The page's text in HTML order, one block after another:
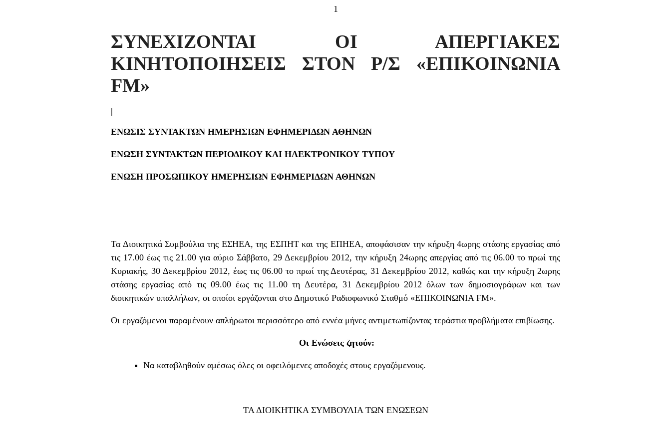
1
ΣΥΝΕΧΙΖΟΝΤΑΙ ΟΙ ΑΠΕΡΓΙΑΚΕΣ
ΚΙΝΗΤΟΠΟΙΗΣΕΙΣ ΣΤΟΝ Ρ/Σ «ΕΠΙΚΟΙΝΩΝΙΑ
FM»
|
ΕΝΩΣΙΣ ΣΥΝΤΑΚΤΩΝ ΗΜΕΡΗΣΙΩΝ ΕΦΗΜΕΡΙΔΩΝ ΑΘΗΝΩΝ
ΕΝΩΣΗ ΣΥΝΤΑΚΤΩΝ ΠΕΡΙΟΔΙΚΟΥ ΚΑΙ ΗΛΕΚΤΡΟΝΙΚΟΥ ΤΥΠΟΥ
ΕΝΩΣΗ ΠΡΟΣΩΠΙΚΟΥ ΗΜΕΡΗΣΙΩΝ ΕΦΗΜΕΡΙΔΩΝ ΑΘΗΝΩΝ
Τα Διοικητικά Συμβούλια της ΕΣΗΕΑ, της ΕΣΠΗΤ και της ΕΠΗΕΑ, αποφάσισαν την κήρυξη 4ωρης στάσης εργασίας από
τις 17.00 έως τις 21.00 για αύριο Σάββατο, 29 Δεκεμβρίου 2012, την κήρυξη 24ωρης απεργίας από τις 06.00 το πρωί της
Κυριακής, 30 Δεκεμβρίου 2012, έως τις 06.00 το πρωί της Δευτέρας, 31 Δεκεμβρίου 2012, καθώς και την κήρυξη 2ωρης
στάσης εργασίας από τις 09.00 έως τις 11.00 τη Δευτέρα, 31 Δεκεμβρίου 2012 όλων των δημοσιογράφων και των
διοικητικών υπαλλήλων, οι οποίοι εργάζονται στο Δημοτικό Ραδιοφωνικό Σταθμό «ΕΠΙΚΟΙΝΩΝΙΑ FM».
Οι εργαζόμενοι παραμένουν απλήρωτοι περισσότερο από εννέα μήνες αντιμετωπίζοντας τεράστια προβλήματα επιβίωσης.
Οι Ενώσεις ζητούν:
Να καταβληθούν αμέσως όλες οι οφειλόμενες αποδοχές στους εργαζόμενους.
ΤΑ ΔΙΟΙΚΗΤΙΚΑ ΣΥΜΒΟΥΛΙΑ ΤΩΝ ΕΝΩΣΕΩΝ